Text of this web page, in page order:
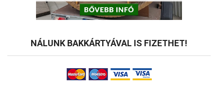
NÁLUNK BAKKÁRTYÁVAL IS FIZETHET!